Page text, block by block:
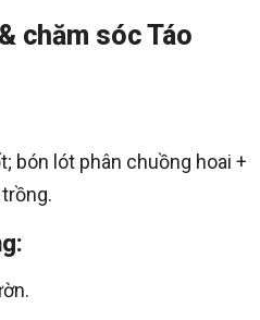
chăm sóc Táo
bón lót phân chuồng hoai +